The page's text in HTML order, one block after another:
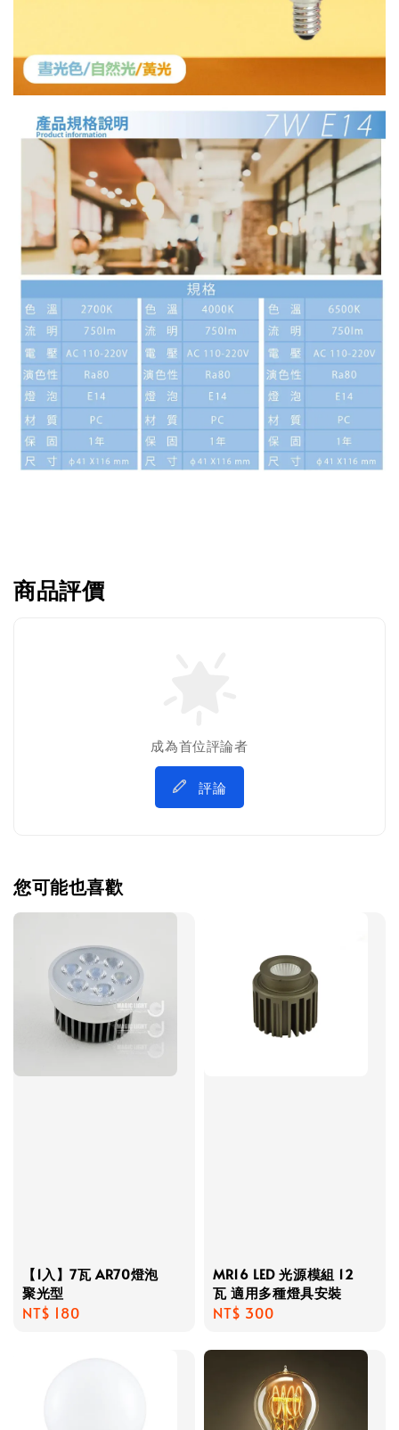
商品評價
成為首位評論者
評論
您可能也喜歡
【1入】7瓦 AR70燈泡
聚光型
Regular
NT$ 180
MR16 LED 光源模組 12
瓦 適用多種燈具安裝
Regular
NT$ 300